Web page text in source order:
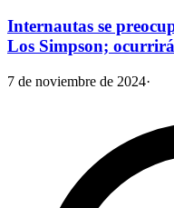
Internautas se
Los Simpson;
7 de noviembre de 2024·